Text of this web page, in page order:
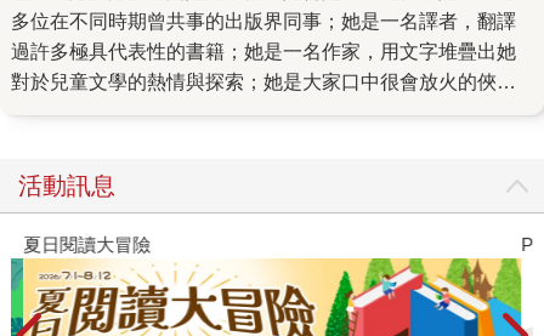
多位在不同時期曾共事的出版界同事；她是一名譯者，翻譯
過許多極具代表性的書籍；她是一名作家，用文字堆疊出她
對於兒童文學的熱情與探索；她是大家口中很會放火的俠
我，「實在不該再接任何推薦邀請，但是看了書立刻有強烈
感受，實在是本很棒也很重要的書，反而要感謝你們想到
我、看重我了，也敬佩你們願意引進這類視野廣闊的書。」
字畝的出版品，一直希望能多納入一些放眼世界、關懷人權
的選題，而佳慧老師就是我們第一個想要邀請來與讀者分
享、介紹這些書的人。很感謝佳慧老師陸續為字畝的讀者，
活動訊息
夏日閱讀大冒險